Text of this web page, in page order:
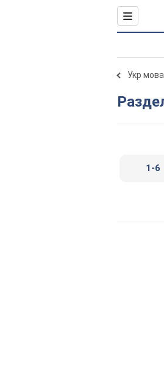
Укр
1-6